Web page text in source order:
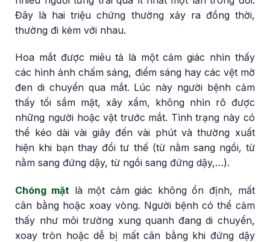
Đây là hai triệu chứng thường xảy ra đồng thời,
thường đi kèm với nhau.
Hoa mắt được miêu tả là một cảm giác nhìn thấy
các hình ảnh chấm sáng, điểm sáng hay các vệt mờ
đen di chuyển qua mắt. Lúc này người bệnh cảm
thấy tối sầm mặt, xây xẩm, không nhìn rõ được
những người hoặc vật trước mắt. Tình trạng này có
thể kéo dài vài giây đến vài phút và thường xuất
hiện khi bạn thay đổi tư thế (từ nằm sang ngồi, từ
nằm sang đứng dậy, từ ngồi sang đứng dậy,…).
Chóng mặt là một cảm giác không ổn định, mất
cân bằng hoặc xoay vòng. Người bệnh có thể cảm
thấy như môi trường xung quanh đang di chuyển,
xoay tròn hoặc dễ bị mất cân bằng khi đứng dậy